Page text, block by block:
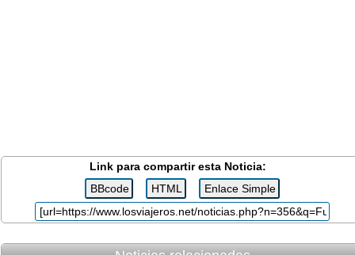
Link para compartir esta Noticia: